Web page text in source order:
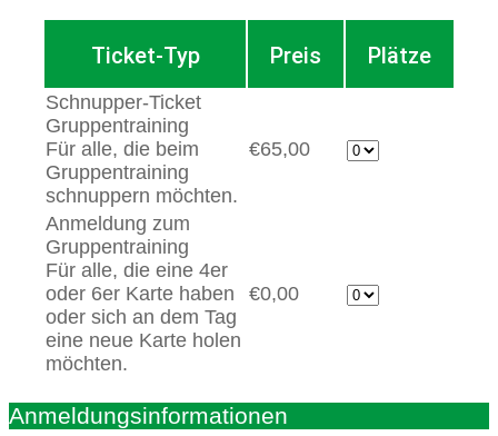
Ticket-Typ Preis Plätze
Schnupper-Ticket
Gruppentraining
Für alle, die beim
Gruppentraining
schnuppern möchten.
€65,00
Anmeldung zum
Gruppentraining
Für alle, die eine 4er
oder 6er Karte haben
oder sich an dem Tag
eine neue Karte holen
möchten.
€0,00
Anmeldungsinformationen